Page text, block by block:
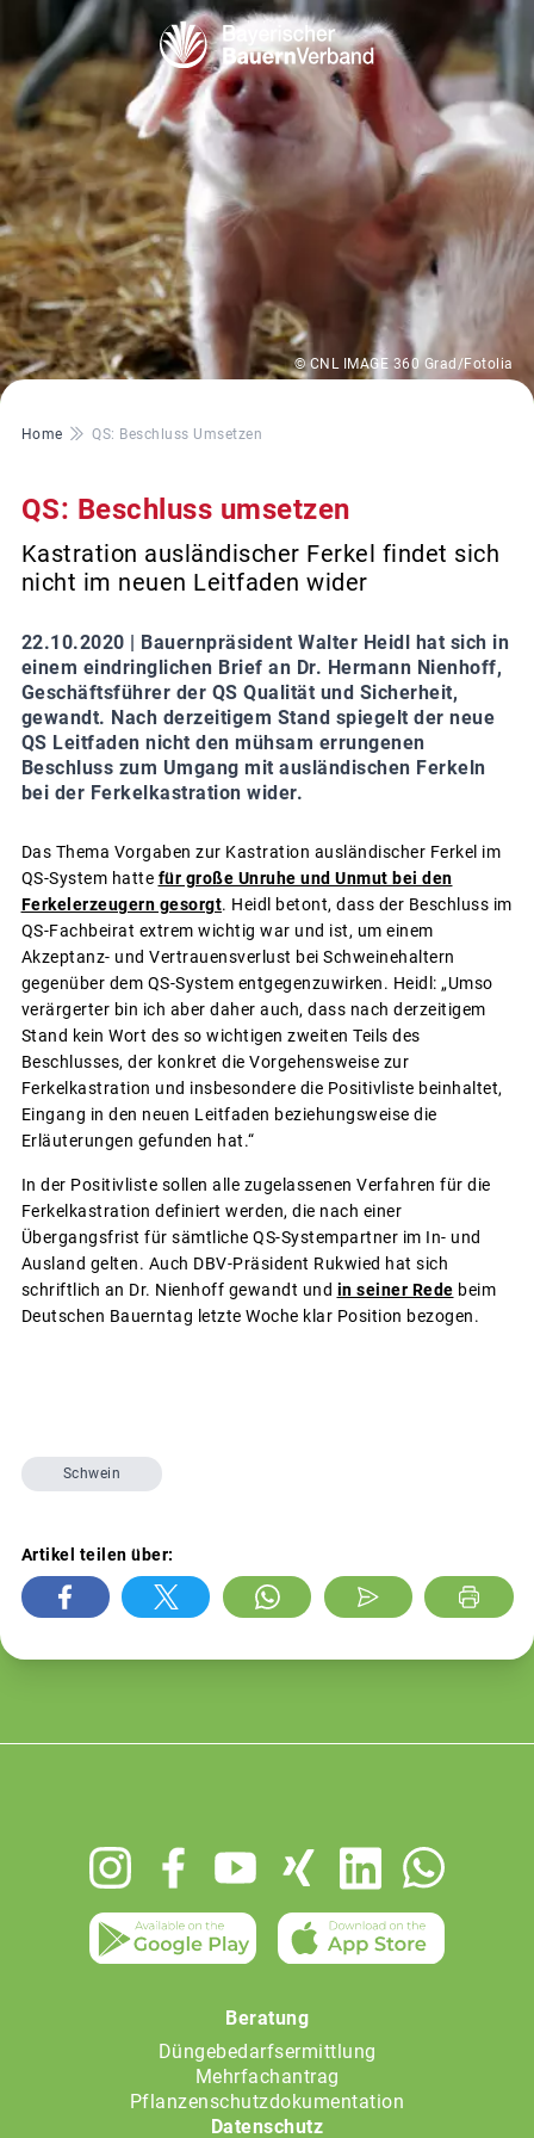
© CNL IMAGE 360 Grad/Fotolia
Pfadnavigation
Home QS: Beschluss Umsetzen
QS: Beschluss umsetzen
Kastration ausländischer Ferkel findet sich
nicht im neuen Leitfaden wider
22.10.2020 | Bauernpräsident Walter Heidl hat sich in
einem eindringlichen Brief an Dr. Hermann Nienhoff,
Geschäftsführer der QS Qualität und Sicherheit,
gewandt. Nach derzeitigem Stand spiegelt der neue
QS Leitfaden nicht den mühsam errungenen
Beschluss zum Umgang mit ausländischen Ferkeln
bei der Ferkelkastration wider.
Das Thema Vorgaben zur Kastration ausländischer Ferkel im
QS-System hatte für große Unruhe und Unmut bei den
Ferkelerzeugern gesorgt. Heidl betont, dass der Beschluss im
QS-Fachbeirat extrem wichtig war und ist, um einem
Akzeptanz- und Vertrauensverlust bei Schweinehaltern
gegenüber dem QS-System entgegenzuwirken. Heidl: „Umso
verärgerter bin ich aber daher auch, dass nach derzeitigem
Stand kein Wort des so wichtigen zweiten Teils des
Beschlusses, der konkret die Vorgehensweise zur
Ferkelkastration und insbesondere die Positivliste beinhaltet,
Eingang in den neuen Leitfaden beziehungsweise die
Erläuterungen gefunden hat.“
In der Positivliste sollen alle zugelassenen Verfahren für die
Ferkelkastration definiert werden, die nach einer
Übergangsfrist für sämtliche QS-Systempartner im In- und
Ausland gelten. Auch DBV-Präsident Rukwied hat sich
schriftlich an Dr. Nienhoff gewandt und in seiner Rede beim
Deutschen Bauerntag letzte Woche klar Position bezogen.
Schwein
Artikel teilen über:
Beratung
Düngebedarfsermittlung
Mehrfachantrag
Pflanzenschutzdokumentation
Datenschutz